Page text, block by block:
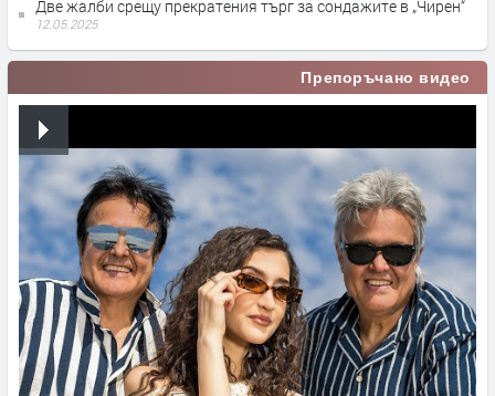
Две жалби срещу прекратения търг за сондажите в „Чирен“
12.05.2025
Препоръчано видео